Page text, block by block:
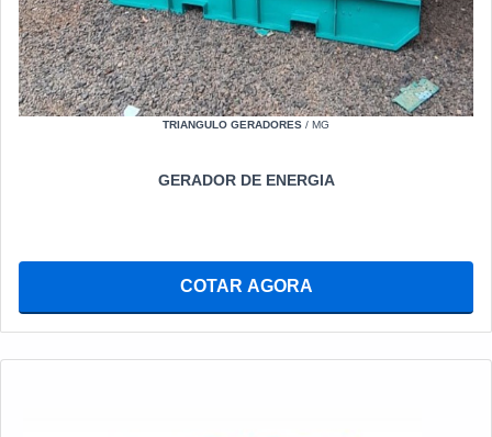
TRIANGULO GERADORES / MG
GERADOR DE ENERGIA
COTAR AGORA